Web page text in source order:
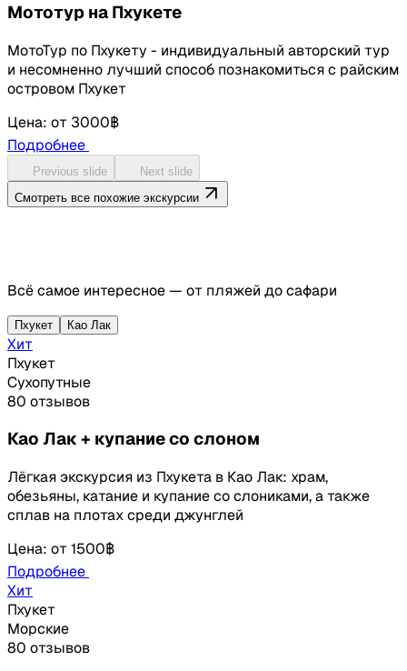
Мототур на Пхукете
МотоТур по Пхукету - индивидуальный авторский тур
и несомненно лучший способ познакомиться с райским
островом Пхукет
Цена: от 3000฿
Подробнее
Previous slide
Next slide
Смотреть все похожие экскурсии
Всё самое интересное — от пляжей до сафари
Пхукет Као Лак
Хит
Пхукет
Сухопутные
80 отзывов
Као Лак + купание со слоном
Лёгкая экскурсия из Пхукета в Као Лак: храм,
обезьяны, катание и купание со слониками, а также
сплав на плотах среди джунглей
Цена: от1500฿
Подробнее
Хит
Пхукет
Морские
80 отзывов